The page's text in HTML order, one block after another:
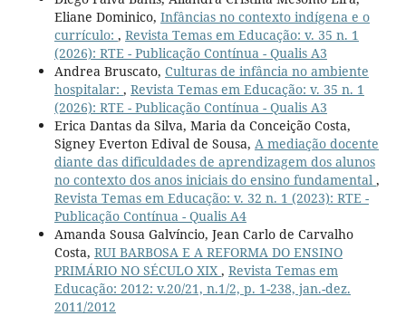
Eliane Dominico, Infâncias no contexto indígena e o
currículo: , Revista Temas em Educação: v. 35 n. 1
(2026): RTE - Publicação Contínua - Qualis A3
Andrea Bruscato, Culturas de infância no ambiente
hospitalar: , Revista Temas em Educação: v. 35 n. 1
(2026): RTE - Publicação Contínua - Qualis A3
Erica Dantas da Silva, Maria da Conceição Costa,
Signey Everton Edival de Sousa, A mediação docente
diante das dificuldades de aprendizagem dos alunos
no contexto dos anos iniciais do ensino fundamental ,
Revista Temas em Educação: v. 32 n. 1 (2023): RTE -
Publicação Contínua - Qualis A4
Amanda Sousa Galvíncio, Jean Carlo de Carvalho
Costa, RUI BARBOSA E A REFORMA DO ENSINO
PRIMÁRIO NO SÉCULO XIX , Revista Temas em
Educação: 2012: v.20/21, n.1/2, p. 1-238, jan.-dez.
2011/2012